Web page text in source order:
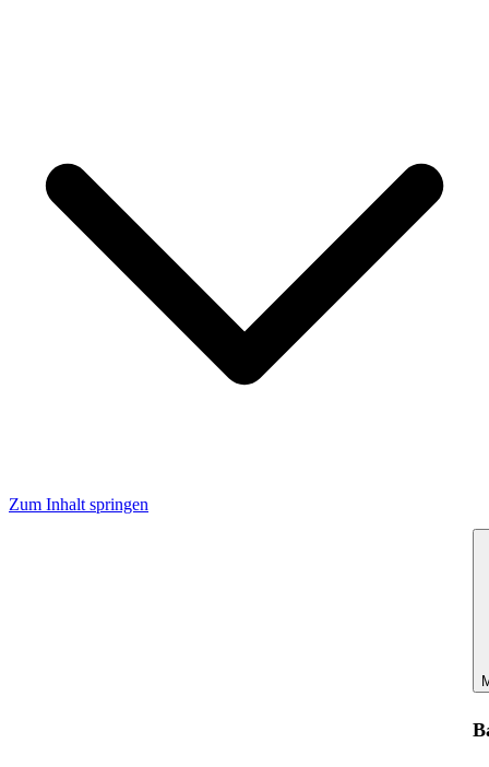
Zum Inhalt springen